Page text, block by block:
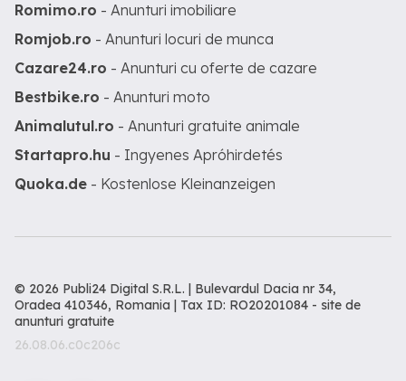
Romimo.ro - Anunturi imobiliare
Romjob.ro - Anunturi locuri de munca
Cazare24.ro - Anunturi cu oferte de cazare
Bestbike.ro - Anunturi moto
Animalutul.ro - Anunturi gratuite animale
Startapro.hu - Ingyenes Apróhirdetés
Quoka.de - Kostenlose Kleinanzeigen
© 2026 Publi24 Digital S.R.L. | Bulevardul Dacia nr 34,
Oradea 410346, Romania | Tax ID: RO20201084 - site de
anunturi gratuite
26.08.06.c0c206c